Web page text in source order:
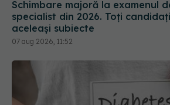
07 aug 2026, 11:52